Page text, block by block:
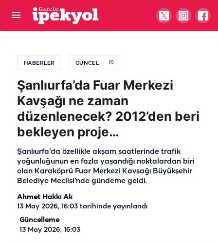
HABERLER GÜNCEL
Şanlıurfa’da Fuar Merkezi
Kavşağı ne zaman
düzenlenecek? 2012’den beri
bekleyen proje…
Şanlıurfa’da özellikle akşam saatlerinde trafik
yoğunluğunun en fazla yaşandığı noktalardan biri
olan Karaköprü Fuar Merkezi Kavşağı Büyükşehir
Belediye Meclisi’nde gündeme geldi.
Ahmet Hakkı Ak
13 May 2026, 16:03 tarihinde yayınlandı
Güncelleme
13 May 2026, 16:03
Cumhurbaşkanı Erdoğan ile Bahçeli ile bir araya